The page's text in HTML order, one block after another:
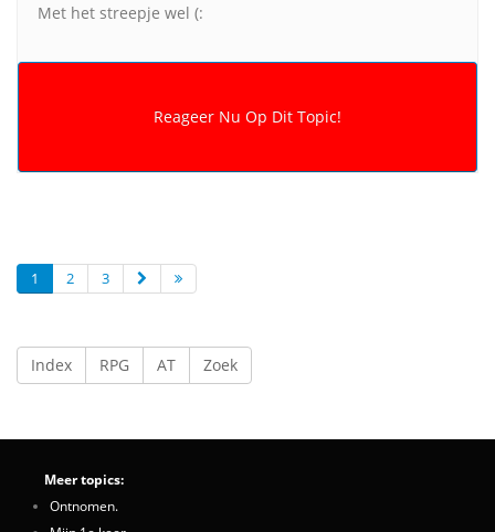
Met het streepje wel (:
1 2 3
Index RPG AT Zoek
Meer topics:
Ontnomen.